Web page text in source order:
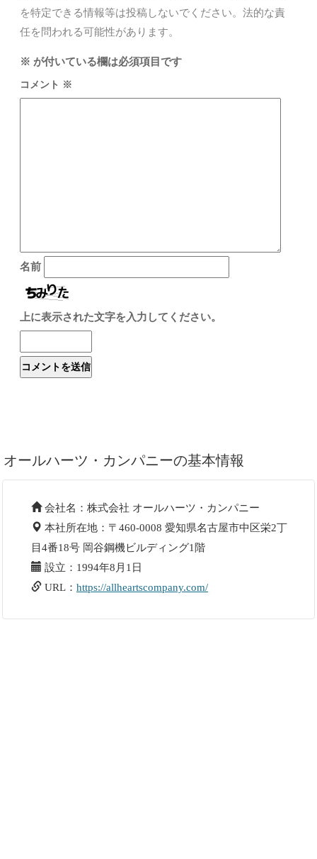
を特定できる情報等は投稿しないでください。法的な責
任を問われる可能性があります。
※ が付いている欄は必須項目です
コメント ※
名前
上に表示された文字を入力してください。
オールハーツ・カンパニーの基本情報
会社名：株式会社 オールハーツ・カンパニー
本社所在地：〒460-0008 愛知県名古屋市中区栄2丁
目4番18号 岡谷鋼機ビルディング1階
設立：1994年8月1日
URL： https://allheartscompany.com/